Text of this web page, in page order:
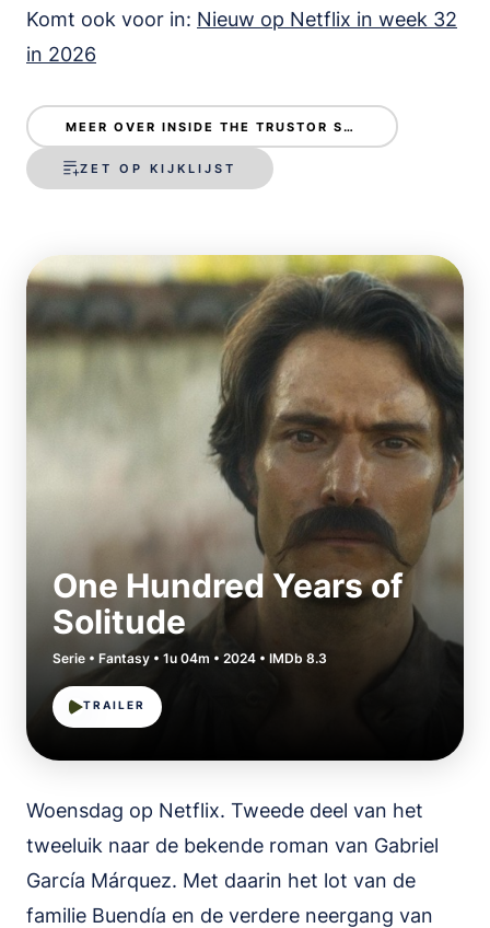
Komt ook voor in: Nieuw op Netflix in week 32
in 2026
MEER OVER INSIDE THE TRUSTOR SCANDAL
ZET OP KIJKLIJST
One Hundred Years of
Solitude
Serie • Fantasy • 1u 04m • 2024 • IMDb 8.3
TRAILER
Woensdag op Netflix. Tweede deel van het
tweeluik naar de bekende roman van Gabriel
García Márquez. Met daarin het lot van de
familie Buendía en de verdere neergang van